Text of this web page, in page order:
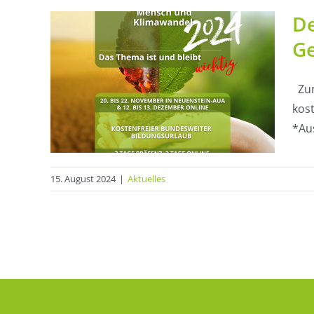
15. August 2024 | Aktuelles